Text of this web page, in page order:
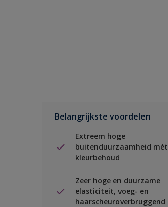
Belangrijkste voordelen
Extreem hoge
buitenduurzaamheid mét
kleurbehoud
Zeer hoge en duurzame
elasticiteit, voeg- en
haarscheuroverbruggend